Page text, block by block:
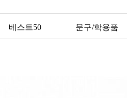
베스트50 문구/학용품